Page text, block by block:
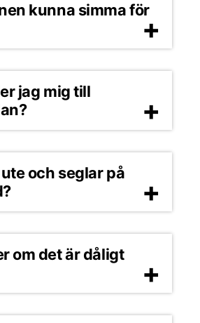
kunna simma för
jag mig till
och seglar på
om det är dåligt